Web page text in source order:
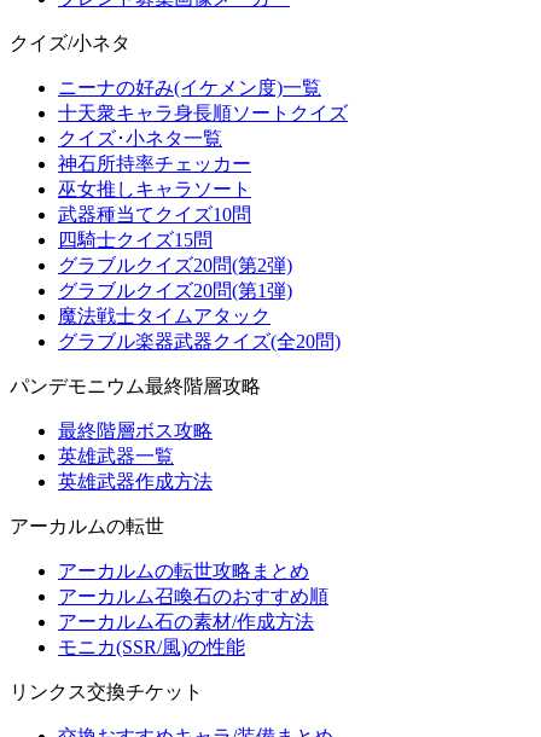
クイズ/小ネタ
ニーナの好み(イケメン度)一覧
十天衆キャラ身長順ソートクイズ
クイズ･小ネタ一覧
神石所持率チェッカー
巫女推しキャラソート
武器種当てクイズ10問
四騎士クイズ15問
グラブルクイズ20問(第2弾)
グラブルクイズ20問(第1弾)
魔法戦士タイムアタック
グラブル楽器武器クイズ(全20問)
パンデモニウム最終階層攻略
最終階層ボス攻略
英雄武器一覧
英雄武器作成方法
アーカルムの転世
アーカルムの転世攻略まとめ
アーカルム召喚石のおすすめ順
アーカルム石の素材/作成方法
モニカ(SSR/風)の性能
リンクス交換チケット